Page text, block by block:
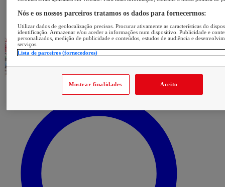
Nós e os nossos parceiros tratamos os dados para fornecermos:
Utilizar dados de geolocalização precisos. Procurar ativamente as características do
identificação. Armazenar e/ou aceder a informações num dispositivo. Publicidade e
personalizados, medição de publicidade e conteúdos, estudos de audiência e
serviços.
Lista de parceiros (fornecedores)
Mostrar finalidades Aceito